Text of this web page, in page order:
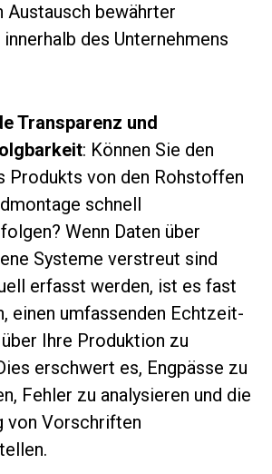
Austausch bewährter
des Unternehmens
Transparenz und
: Können Sie den
Produkts von den Rohstoffen
schnell
Wenn Daten über
Systeme verstreut sind
erfasst werden, ist es fast
einen umfassenden Echtzeit-
Ihre Produktion zu
erschwert es, Engpässe zu
Fehler zu analysieren und die
von Vorschriften